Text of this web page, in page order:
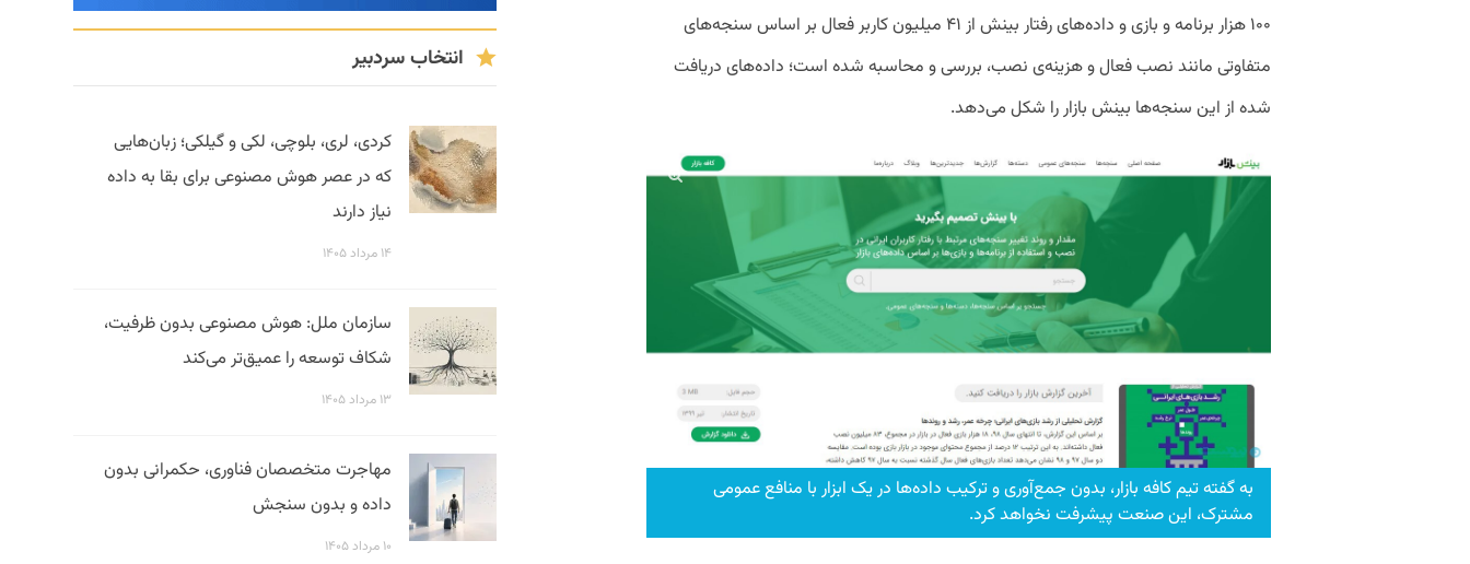
۱۰۰ هزار برنامه و بازی و داده‌های رفتار بینش از ۴۱ میلیون کاربر فعال بر اساس سنجه‌های
متفاوتی مانند نصب فعال و هزینه‌ی نصب، بررسی و محاسبه شده است؛ داده‌های دریافت
شده از این سنجه‌ها بینش بازار را شکل می‌دهد.
به گفته تیم کافه بازار، بدون جمع‌آوری و ترکیب داده‌ها در یک ابزار با منافع عمومی
مشترک، این صنعت پیشرفت نخواهد کرد.
انتخاب سردبیر
کردی، لری، بلوچی، لکی و گیلکی؛ زبان‌هایی
که در عصر هوش مصنوعی برای بقا به داده
نیاز دارند
۱۴ مرداد ۱۴۰۵
سازمان ملل: هوش مصنوعی بدون ظرفیت،
شکاف توسعه را عمیق‌تر می‌کند
۱۳ مرداد ۱۴۰۵
مهاجرت متخصصان فناوری، حکمرانی بدون
داده و بدون سنجش
۱۰ مرداد ۱۴۰۵